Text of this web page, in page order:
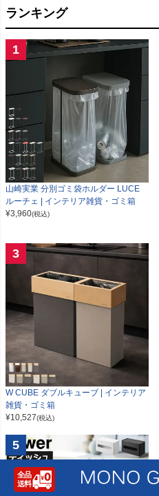
ランキング
1
山崎実業 分別ゴミ袋ホルダー LUCE
ルーチェ | インテリア雑貨・ゴミ箱
¥3,960(税込)
3
W CUBE ダブルキューブ | インテリア
雑貨・ゴミ箱
¥10,527(税込)
5